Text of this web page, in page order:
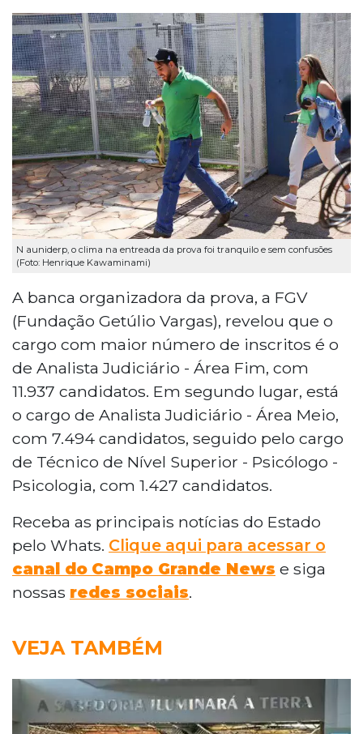
N auniderp, o clima na entreada da prova foi tranquilo e sem confusões
(Foto: Henrique Kawaminami)
A banca organizadora da prova, a FGV
(Fundação Getúlio Vargas), revelou que o
cargo com maior número de inscritos é o
de Analista Judiciário - Área Fim, com
11.937 candidatos. Em segundo lugar, está
o cargo de Analista Judiciário - Área Meio,
com 7.494 candidatos, seguido pelo cargo
de Técnico de Nível Superior - Psicólogo -
Psicologia, com 1.427 candidatos.
Receba as principais notícias do Estado
pelo Whats. Clique aqui para acessar o
canal do Campo Grande News e siga
nossas redes sociais.
VEJA TAMBÉM